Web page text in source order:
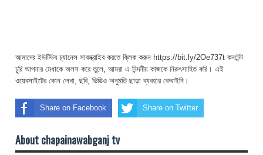
আমাদের ইউটিউব চ্যানেল সাবস্ক্রাইব করতে ক্লিক করুন https://bit.ly/2Oe737t কনটেন্ট
চুরি আপনার মেধাকে অলস করে তুলে, আমরা এ নিন্দনীয় কাজকে নিরুৎসাহিত করি। এই
ওয়েবসাইটের কোন লেখা, ছবি, ভিডিও অনুমতি ছাড়া ব্যবহার বেআইনি।
Share on Facebook Share on Twitter
About chapainawabganj tv